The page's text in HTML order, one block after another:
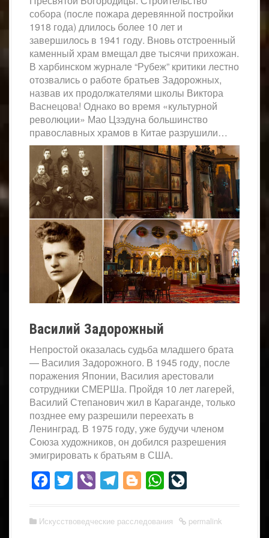
собора (после пожара деревянной постройки
1918 года) длилось более 10 лет и
завершилось в 1941 году. Вновь отстроенный
каменный храм вмещал две тысячи прихожан.
В харбинском журнале “Рубеж” критики лестно
отозвались о работе братьев Задорожных,
назвав их продолжателями школы Виктора
Васнецова! Однако во время «культурной
революции» Мао Цзэдуна большинство
православных храмов в Китае разрушили…
Василий Задорожный
Непростой оказалась судьба младшего брата
— Василия Задорожного. В 1945 году, после
поражения Японии, Василия арестовали
сотрудники СМЕРШа. Пройдя 10 лет лагерей,
Василий Степанович жил в Караганде, только
позднее ему разрешили переехать в
Ленинград. В 1975 году, уже будучи членом
Союза художников, он добился разрешения
эмигрировать к братьям в США.
Facebook
Twitter Viber TelegramBloggerWhatsApp
Искусствоведческие расследования permalink